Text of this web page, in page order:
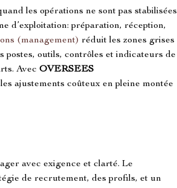
les opérations ne sont pas stabilisées
d’exploitation: préparation, réception,
(management) réduit les zones grises
postes, outils, contrôles et indicateurs de
Avec OVERSEES
ajustements coûteux en pleine montée
avec exigence et clarté. Le
de recrutement, des profils, et un